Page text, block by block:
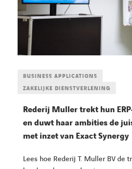
BUSINESS APPLICATIONS
ZAKELIJKE DIENSTVERLENING
Rederij Muller trekt hun
en duwt haar ambities de
met inzet van Exact Synergy
Lees hoe Rederij T. Muller BV de